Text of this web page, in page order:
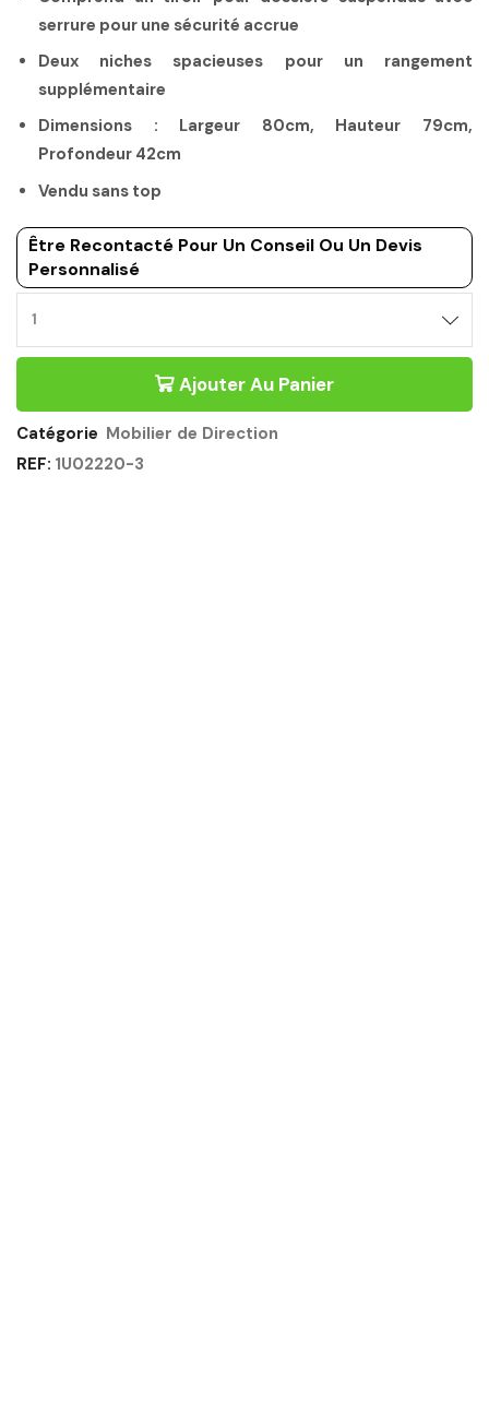
serrure pour une sécurité accrue
Deux niches spacieuses pour un rangement
supplémentaire
Dimensions : Largeur 80cm, Hauteur 79cm,
Profondeur 42cm
Vendu sans top
Être Recontacté Pour Un Conseil Ou Un Devis
Personnalisé
BAS
DE
DEUX
Ajouter Au Panier
Catégorie Mobilier de Direction
REF: 1U02220-3